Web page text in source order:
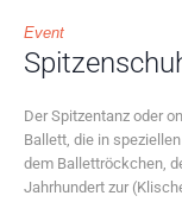
Event
Der Spitzentanz oder
Ballett, die in
dem Ballettröckchen,
Jahrhundert zur